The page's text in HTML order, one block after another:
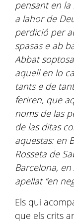
pensant en
a lahor de
perdició per
spasas e ab
Abbat
aquell en lo
tants e de
feriren, que
noms de las
de las ditas
aquestas: en
Rosseta de
Barcelona,
apellat “en
Els qui
que els crits